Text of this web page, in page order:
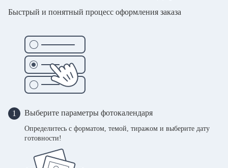
Быстрый и понятный процесс оформления заказа
1 Выберите параметры фотокалендаря
Определитесь с форматом, темой, тиражом и выберите дату
готовности!